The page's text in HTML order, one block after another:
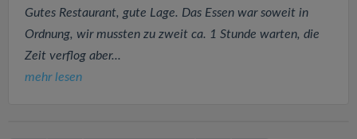
Gutes Restaurant, gute Lage. Das Essen war soweit in
Ordnung, wir mussten zu zweit ca. 1 Stunde warten, die
Zeit verflog aber...
mehr lesen